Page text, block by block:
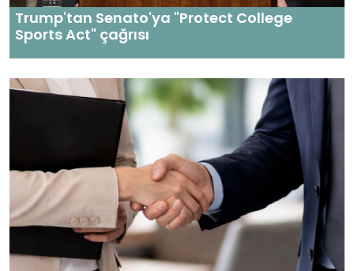
Trump'tan Senato'ya "Protect College
Sports Act" çağrısı